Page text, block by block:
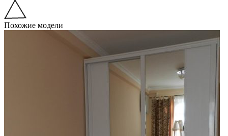
Похожие модели